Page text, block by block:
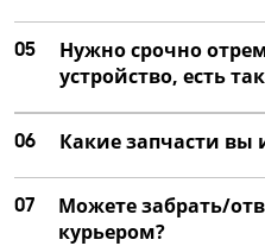
05
Нужно срочно
устройство, есть
06 Какие запчасти вы
07
Можете забрать/
курьером?